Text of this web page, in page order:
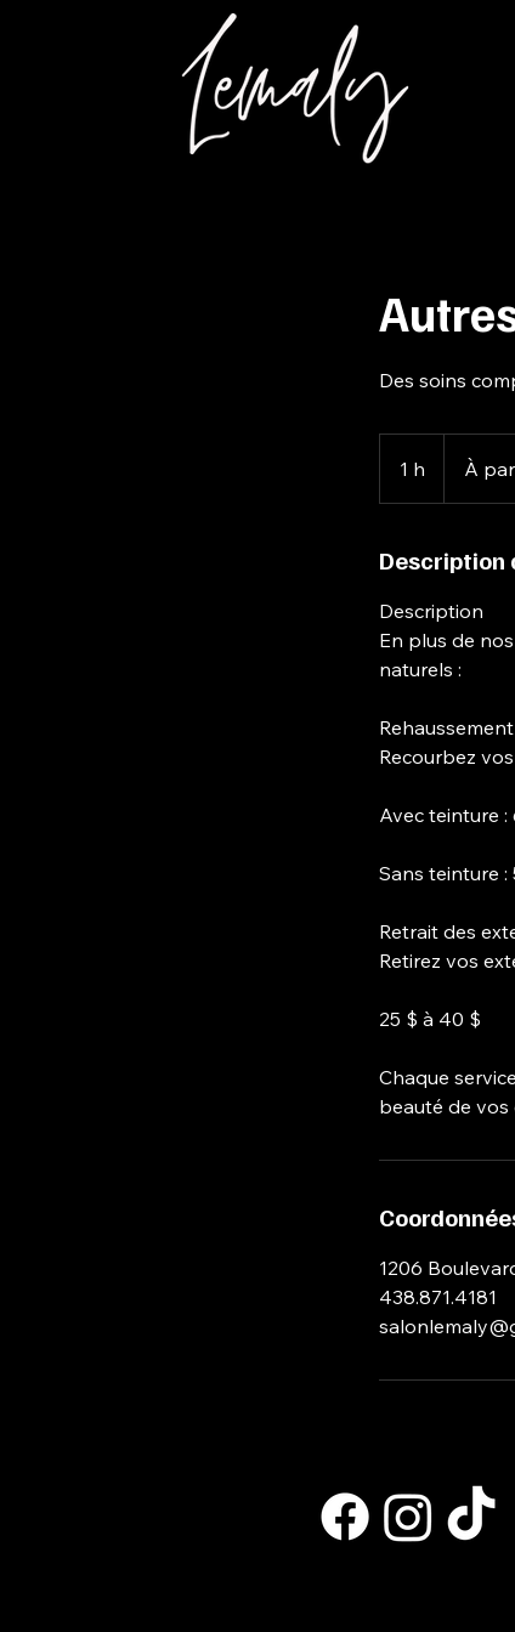
Des soins
1 h
25 dollars
À
Description
Description
En plus de
naturels :
Recourbez
Avec teinture :
Sans teinture :
Retrait des
Retirez vos
25 $ à 40 $
Chaque
beauté de vos
1206
438.871.4181